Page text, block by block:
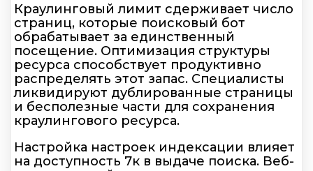
Краулинговый лимит сдерживает число
страниц, которые поисковый бот
обрабатывает за единственный
посещение. Оптимизация структуры
ресурса способствует продуктивно
распределять этот запас. Специалисты
ликвидируют дублированные страницы
и бесполезные части для сохранения
краулингового ресурса.
Настройка настроек индексации влияет
на доступность 7к в выдаче поиска. Веб-